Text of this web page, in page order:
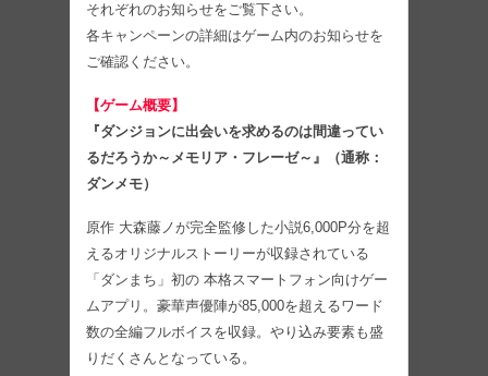
それぞれのお知らせをご覧下さい。
各キャンペーンの詳細はゲーム内のお知らせを
ご確認ください。
【ゲーム概要】
『ダンジョンに出会いを求めるのは間違ってい
るだろうか～メモリア・フレーゼ～』（通称：
ダンメモ）
原作 大森藤ノが完全監修した小説6,000P分を超
えるオリジナルストーリーが収録されている
「ダンまち」初の 本格スマートフォン向けゲー
ムアプリ。豪華声優陣が85,000を超えるワード
数の全編フルボイスを収録。やり込み要素も盛
りだくさんとなっている。